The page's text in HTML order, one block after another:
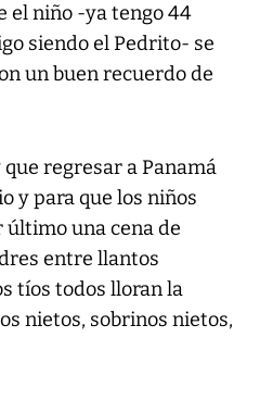
el niño -ya tengo 44
siendo el Pedrito- se
un buen recuerdo de
que regresar a Panamá
y para que los niños
último una cena de
entre llantos
tíos todos lloran la
nietos, sobrinos nietos,